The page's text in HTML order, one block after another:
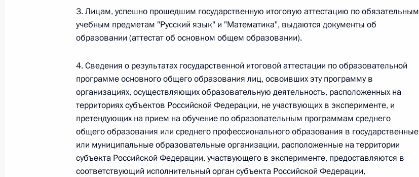
26 июля 2026 года
Федеральный закон от 26.07.2026 г. № 266-ФЗ
О внесении изменения в статью 6 Закона Российской Федерации «О защите прав потребителей»
26 июля 2026 года
Федеральный закон от 26.07.2026 г. № 247-ФЗ
О внесении изменений в статью 9.21 Кодекса Российской Федерации об административных
правонарушениях
3. Лицам, успешно прошедшим государственную итоговую аттестацию по обязательным
учебным предметам "Русский язык" и "Математика", выдаются документы об
образовании (аттестат об основном общем образовании).
4. Сведения о результатах государственной итоговой аттестации по образовательной
программе основного общего образования лиц, освоивших эту программу в
организациях, осуществляющих образовательную деятельность, расположенных на
территориях субъектов Российской Федерации, не участвующих в эксперименте, и
претендующих на прием на обучение по образовательным программам среднего
общего образования или среднего профессионального образования в государственные
или муниципальные образовательные организации, расположенные на территории
субъекта Российской Федерации, участвующего в эксперименте, предоставляются в
соответствующий исполнительный орган субъекта Российской Федерации,